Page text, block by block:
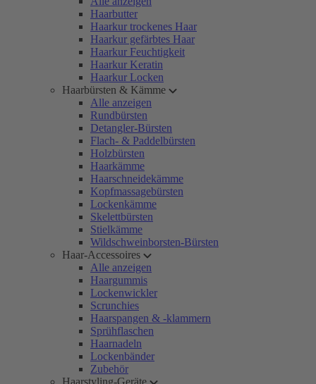
Haarbutter
Haarkur trockenes Haar
Haarkur gefärbtes Haar
Haarkur Feuchtigkeit
Haarkur Keratin
Haarkur Locken
Haarbürsten & Kämme
Alle anzeigen
Rundbürsten
Detangler-Bürsten
Flach- & Paddelbürsten
Holzbürsten
Haarkämme
Haarschneidekämme
Kopfmassagebürsten
Lockenkämme
Skelettbürsten
Stielkämme
Wildschweinborsten-Bürsten
Haar-Accessoires
Alle anzeigen
Haargummis
Lockenwickler
Scrunchies
Haarspangen & -klammern
Sprühflaschen
Haarnadeln
Lockenbänder
Zubehör
Haarstyling-Geräte